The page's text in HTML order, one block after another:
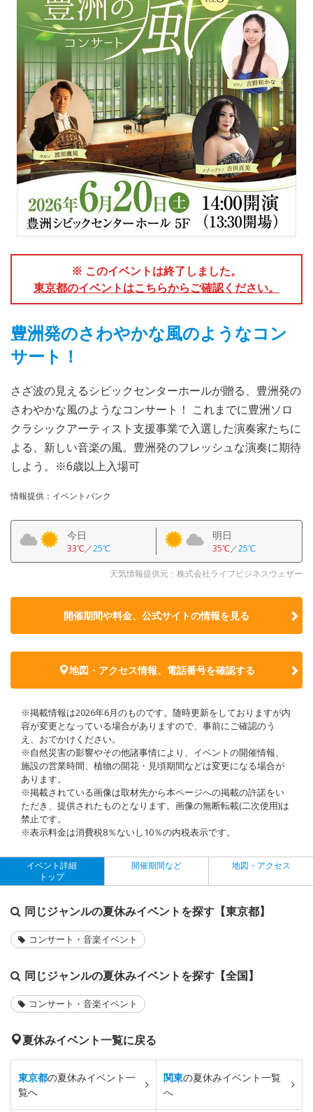
※ このイベントは終了しました。
東京都のイベントはこちらからご確認ください。
豊洲発のさわやかな風のようなコン
サート！
さざ波の見えるシビックセンターホールが贈る、豊洲発の
さわやかな風のようなコンサート！ これまでに豊洲ソロ
クラシックアーティスト支援事業で入選した演奏家たちに
よる、新しい音楽の風。豊洲発のフレッシュな演奏に期待
しよう。※6歳以上入場可
情報提供：イベントバンク
今日
33℃／25℃
明日
35℃／25℃
天気情報提供元：株式会社ライフビジネスウェザー
開催期間や料金、公式サイトの情報を見る
地図・アクセス情報、電話番号を確認する
※掲載情報は2026年6月のものです。随時更新をしておりますが内
容が変更となっている場合がありますので、事前にご確認のう
え、おでかけください。
※自然災害の影響やその他諸事情により、イベントの開催情報、
施設の営業時間、植物の開花・見頃期間などは変更になる場合が
あります。
※掲載されている画像は取材先から本ページへの掲載の許諾をい
ただき、提供されたものとなります。画像の無断転載(二次使用)は
禁止です。
※表示料金は消費税8％ないし10％の内税表示です。
イベント詳細
トップ
開催期間など 地図・アクセス
同じジャンルの夏休みイベントを探す【東京都】
コンサート・音楽イベント
同じジャンルの夏休みイベントを探す【全国】
コンサート・音楽イベント
夏休みイベント一覧に戻る
東京都の夏休みイベント一
覧へ
関東の夏休みイベント一覧
へ